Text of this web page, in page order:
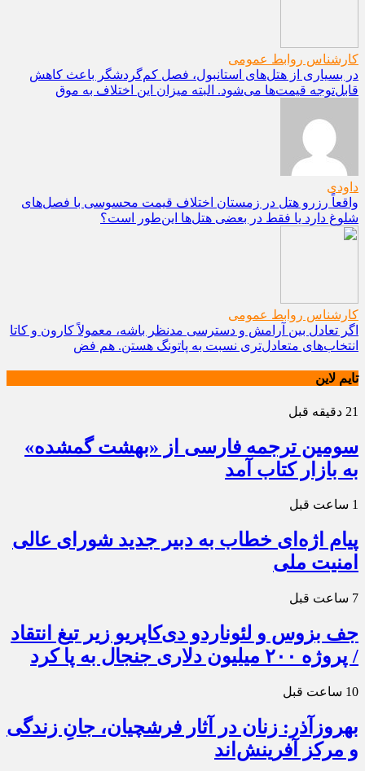
کارشناس روابط عمومی
در بسیاری از هتل‌های استانبول، فصل کم‌گردشگر باعث کاهش
قابل‌توجه قیمت‌ها می‌شود. البته میزان این اختلاف به موق
داودی
واقعاً رزرو هتل در زمستان اختلاف قیمت محسوسی با فصل‌های
شلوغ دارد یا فقط در بعضی هتل‌ها این‌طور است؟
کارشناس روابط عمومی
اگر تعادل بین آرامش و دسترسی مدنظر باشه، معمولاً کارون و کاتا
انتخاب‌های متعادل‌تری نسبت به پاتونگ هستن. هم فض
تایم لاین
21 دقیقه قبل
سومین ترجمه فارسی از «بهشت گمشده»
به بازار کتاب آمد
1 ساعت قبل
پیام اژه‌ای خطاب به دبیر جدید شورای عالی
امنیت ملی
7 ساعت قبل
جف بزوس و لئوناردو دی‌کاپریو زیر تیغ انتقاد
/ پروژه ۲۰۰ میلیون دلاری جنجال به پا کرد
10 ساعت قبل
بهروزآذر: زنان در آثار فرشچیان، جانِ زندگی
و مرکز آفرینش‌اند